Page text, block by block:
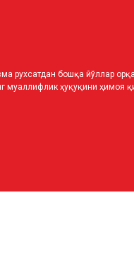
рухсатдан бошқа йўллар
муаллифлик ҳуқуқини ҳимоя